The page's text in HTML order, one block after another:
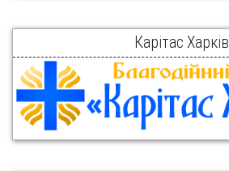
Карітас Харків